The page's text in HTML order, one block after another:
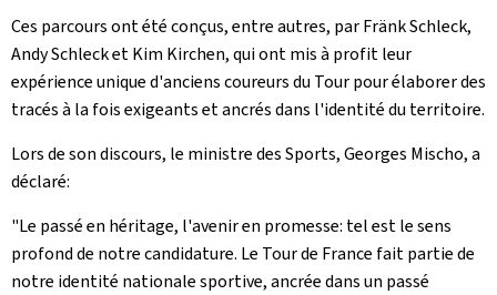
Ces parcours ont été conçus, entre autres, par Fränk Schleck,
Andy Schleck et Kim Kirchen, qui ont mis à profit leur
expérience unique d'anciens coureurs du Tour pour élaborer des
tracés à la fois exigeants et ancrés dans l'identité du territoire.
Lors de son discours, le ministre des Sports, Georges Mischo, a
déclaré:
"Le passé en héritage, l'avenir en promesse: tel est le sens
profond de notre candidature. Le Tour de France fait partie de
notre identité nationale sportive, ancrée dans un passé